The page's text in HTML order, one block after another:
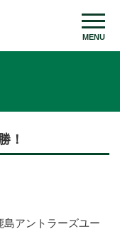
MENU
！
アントラーズユー